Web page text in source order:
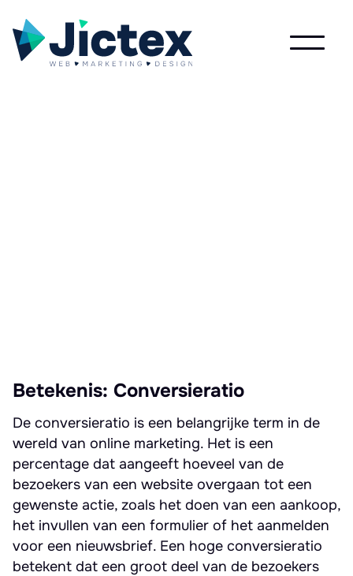
Betekenis: Conversieratio
De conversieratio is een belangrijke term in de
wereld van online marketing. Het is een
percentage dat aangeeft hoeveel van de
bezoekers van een website overgaan tot een
gewenste actie, zoals het doen van een aankoop,
het invullen van een formulier of het aanmelden
voor een nieuwsbrief. Een hoge conversieratio
betekent dat een groot deel van de bezoekers